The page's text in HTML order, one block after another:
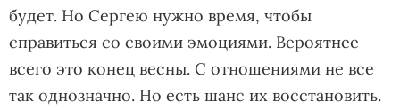
будет. Но Сергею нужно время, чтобы
справиться со своими эмоциями. Вероятнее
всего это конец весны. С отношениями не все
так однозначно. Но есть шанс их восстановить.